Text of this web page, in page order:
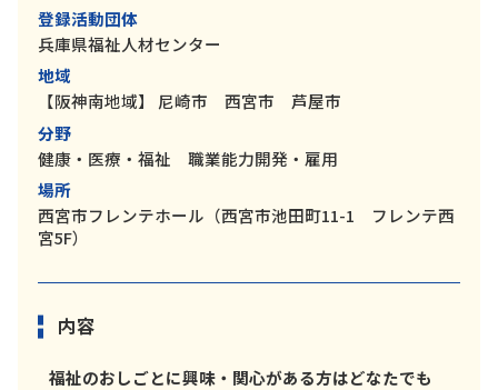
登録活動団体
兵庫県福祉人材センター
地域
【阪神南地域】
尼崎市 西宮市 芦屋市
分野
健康・医療・福祉 職業能力開発・雇用
場所
西宮市フレンテホール（西宮市池田町11-1 フレンテ西
宮5F）
内容
福祉のおしごとに興味・関心がある方はどなたでも